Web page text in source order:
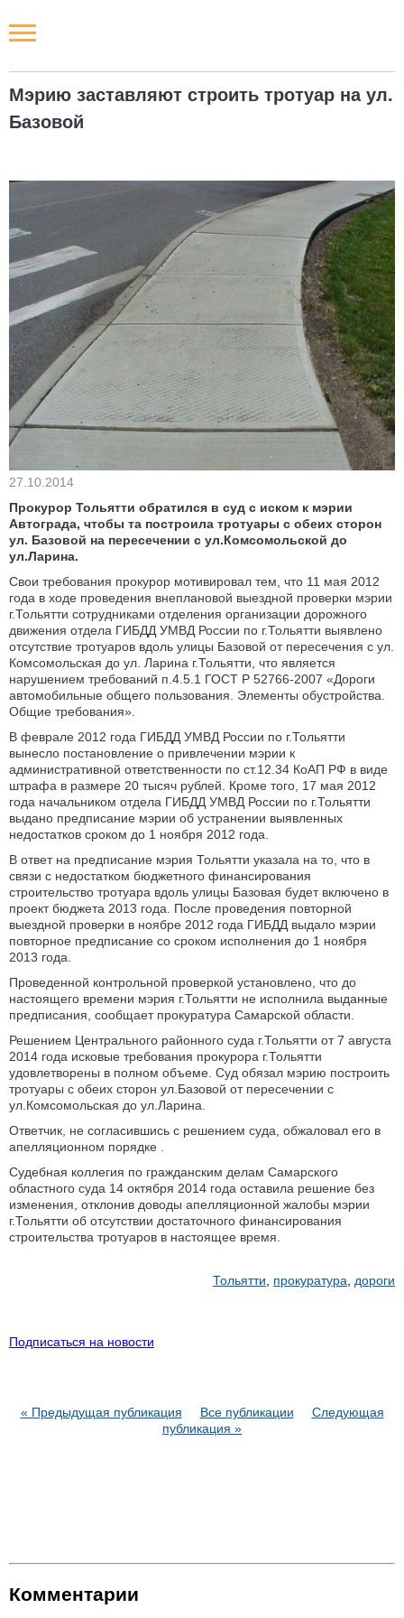
Мэрию заставляют строить тротуар на ул.
Базовой
27.10.2014
Прокурор Тольятти обратился в суд с иском к мэрии
Автограда, чтобы та построила тротуары с обеих сторон
ул. Базовой на пересечении с ул.Комсомольской до
ул.Ларина.
Свои требования прокурор мотивировал тем, что 11 мая 2012
года в ходе проведения внеплановой выездной проверки мэрии
г.Тольятти сотрудниками отделения организации дорожного
движения отдела ГИБДД УМВД России по г.Тольятти выявлено
отсутствие тротуаров вдоль улицы Базовой от пересечения с ул.
Комсомольская до ул. Ларина г.Тольятти, что является
нарушением требований п.4.5.1 ГОСТ Р 52766-2007 «Дороги
автомобильные общего пользования. Элементы обустройства.
Общие требования».
В феврале 2012 года ГИБДД УМВД России по г.Тольятти
вынесло постановление о привлечении мэрии к
административной ответственности по ст.12.34 КоАП РФ в виде
штрафа в размере 20 тысяч рублей. Кроме того, 17 мая 2012
года начальником отдела ГИБДД УМВД России по г.Тольятти
выдано предписание мэрии об устранении выявленных
недостатков сроком до 1 ноября 2012 года.
В ответ на предписание мэрия Тольятти указала на то, что в
связи с недостатком бюджетного финансирования
строительство тротуара вдоль улицы Базовая будет включено в
проект бюджета 2013 года. После проведения повторной
выездной проверки в ноябре 2012 года ГИБДД выдало мэрии
повторное предписание со сроком исполнения до 1 ноября
2013 года.
Проведенной контрольной проверкой установлено, что до
настоящего времени мэрия г.Тольятти не исполнила выданные
предписания, сообщает прокуратура Самарской области.
Решением Центрального районного суда г.Тольятти от 7 августа
2014 года исковые требования прокурора г.Тольятти
удовлетворены в полном объеме. Суд обязал мэрию построить
тротуары с обеих сторон ул.Базовой от пересечении с
ул.Комсомольская до ул.Ларина.
Ответчик, не согласившись с решением суда, обжаловал его в
апелляционном порядке .
Судебная коллегия по гражданским делам Самарского
областного суда 14 октября 2014 года оставила решение без
изменения, отклонив доводы апелляционной жалобы мэрии
г.Тольятти об отсутствии достаточного финансирования
строительства тротуаров в настоящее время.
Тольятти, прокуратура, дороги
Подписаться на новости
« Предыдущая публикация Все публикации
Следующая
публикация »
Комментарии
Новости РФ
Городские новости
Наши мероприятия
Статьи